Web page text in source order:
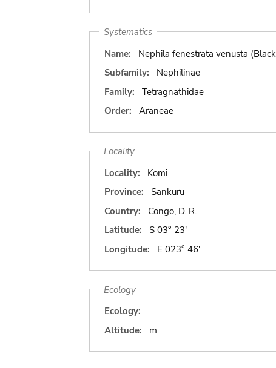
Systematics
Name:
Nephila fenestrata venusta
Subfamily:
Nephilinae
Family:
Tetragnathidae
Order:
Araneae
Locality
Locality:
Komi
Province:
Sankuru
Country:
Congo, D. R.
Latitude:
S 03° 23'
Longitude:
E 023° 46'
Ecology
Ecology:
Altitude:
m